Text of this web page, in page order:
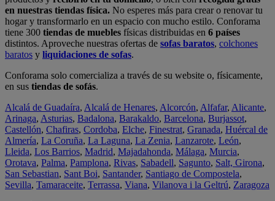
en nuestras tiendas física. No esperes más para crear o renovar tu
hogar y transformarlo en un espacio con mucho estilo. Conforama
tiene 300 tiendas de muebles físicas distribuidas en 6 países
distintos. Aproveche nuestras ofertas de sofas baratos, colchones
baratos y liquidaciones de sofas.
Conforama solo comercializa a través de su website o, físicamente,
en sus tiendas de sofás.
Alcalá de Guadaíra, Alcalá de Henares, Alcorcón, Alfafar, Alicante,
Arinaga, Asturias, Badalona, Barakaldo, Barcelona, Burjassot,
Castellón, Chafiras, Cordoba, Elche, Finestrat, Granada, Huércal de
Almería, La Coruña, La Laguna, La Zenia, Lanzarote, León,
Lleida, Los Barrios, Madrid, Majadahonda, Málaga, Murcia,
Orotava, Palma, Pamplona, Rivas, Sabadell, Sagunto, Salt, Girona,
San Sebastian, Sant Boi, Santander, Santiago de Compostela,
Sevilla, Tamaraceite, Terrassa, Viana, Vilanova i la Geltrú, Zaragoza